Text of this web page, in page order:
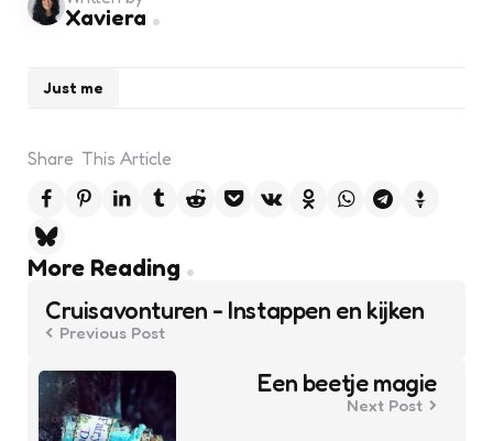
Just me
Xaviera
Share This Article
More Reading
Post
navigation
Cruisavonturen - Instappen en kijken
Previous Post
Een beetje magie
Next Post